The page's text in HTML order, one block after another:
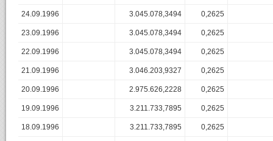
24.09.1996 3.045.078,3494 0,2625
23.09.1996 3.045.078,3494 0,2625
22.09.1996 3.045.078,3494 0,2625
21.09.1996 3.046.203,9327 0,2625
20.09.1996 2.975.626,2228 0,2625
19.09.1996 3.211.733,7895 0,2625
18.09.1996 3.211.733,7895 0,2625